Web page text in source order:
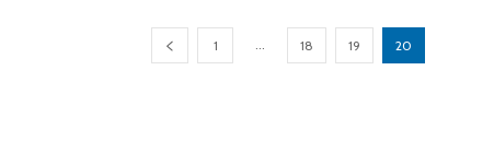
1 ... 18 19 20